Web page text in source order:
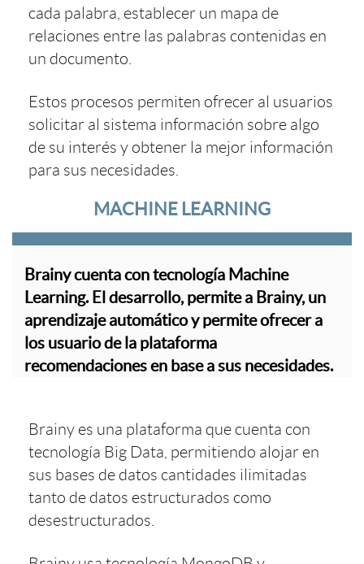
cada palabra, establecer un mapa de
relaciones entre las palabras contenidas en
un documento.
Estos procesos permiten ofrecer al usuarios
solicitar al sistema información sobre algo
de su interés y obtener la mejor información
para sus necesidades.
MACHINE LEARNING
Brainy cuenta con tecnología Machine
Learning. El desarrollo, permite a Brainy, un
aprendizaje automático y permite ofrecer a
los usuario de la plataforma
recomendaciones en base a sus necesidades.
Brainy es una plataforma que cuenta con
tecnología Big Data, permitiendo alojar en
sus bases de datos cantidades ilimitadas
tanto de datos estructurados como
desestructurados.